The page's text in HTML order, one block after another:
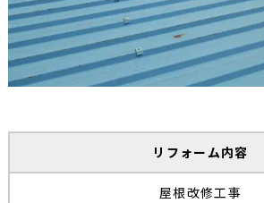
リフォーム内容
屋根改修工事